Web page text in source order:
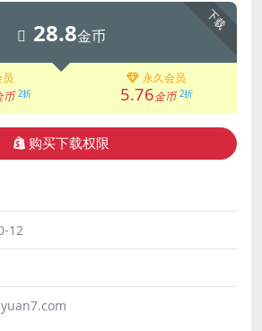
下载
28.8金币
币 2折
永久会员
5.76金币 2折
购买下载权限
12